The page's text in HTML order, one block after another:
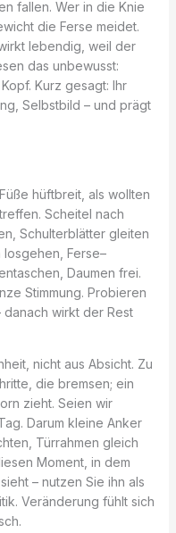
fallen. Wer in die Knie
die Ferse meidet.
lebendig, weil der
das unbewusst:
Kurz gesagt: Ihr
Selbstbild – und prägt
hüftbreit, als wollten
Scheitel nach
Schulterblätter gleiten
losgehen, Ferse–
Daumen frei.
Stimmung. Probieren
danach wirkt der Rest
nicht aus Absicht. Zu
die bremsen; ein
zieht. Seien wir
Darum kleine Anker
Türrahmen gleich
Moment, in dem
– nutzen Sie ihn als
Veränderung fühlt sich